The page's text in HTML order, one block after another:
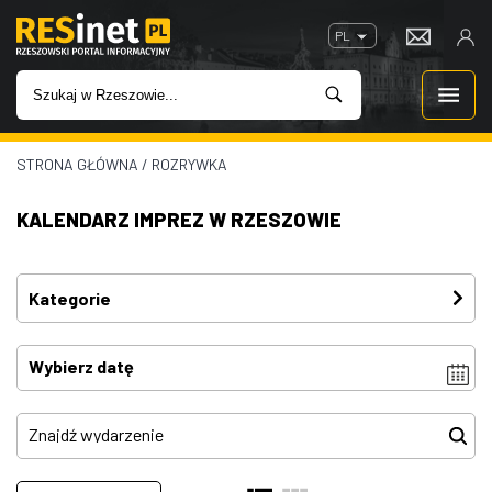
PL
WIADOMOŚCI
INWESTYCJE
IMPREZY
ROZRYWKA
W KINACH
GASTRONOMIA
STRONA GŁÓWNA / ROZRYWKA
KALENDARZ IMPREZ W RZESZOWIE
Kategorie
Festiwal
(3)
Imprezy
(4)
Koncerty
(80)